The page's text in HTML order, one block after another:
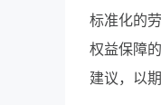
标准化的
权益保障
建议，以